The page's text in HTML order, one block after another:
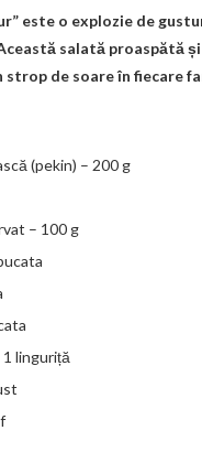
este o explozie de
salată proaspătă
strop de soare în fiecare
(pekin) – 200 g
– 100 g
1 linguriță